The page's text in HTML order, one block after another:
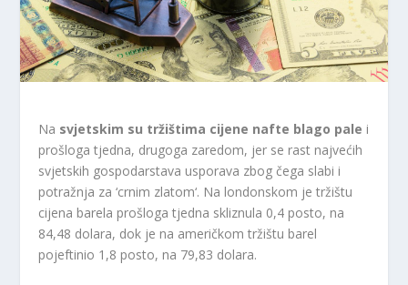
Na svjetskim su tržištima cijene nafte blago pale i
prošloga tjedna, drugoga zaredom, jer se rast najvećih
svjetskih gospodarstava usporava zbog čega slabi i
potražnja za ‘crnim zlatom‘. Na londonskom je tržištu
cijena barela prošloga tjedna skliznula 0,4 posto, na
84,48 dolara, dok je na američkom tržištu barel
pojeftinio 1,8 posto, na 79,83 dolara.